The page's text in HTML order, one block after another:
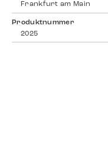
Frankfurt am Main
Produktnummer
2025